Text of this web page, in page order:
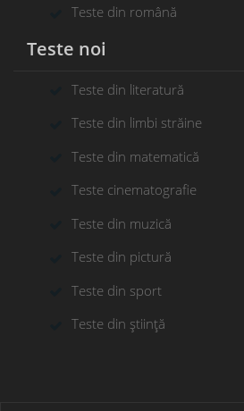
Teste din română
Teste noi
Teste din literatură
Teste din limbi străine
Teste din matematică
Teste cinematografie
Teste din muzică
Teste din pictură
Teste din sport
Teste din știință